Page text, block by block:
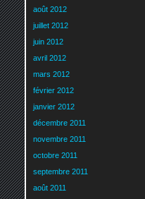
août 2012
juillet 2012
juin 2012
avril 2012
mars 2012
février 2012
janvier 2012
décembre 2011
novembre 2011
octobre 2011
septembre 2011
août 2011